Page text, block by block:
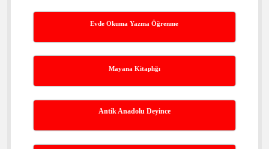
Evde Okuma Yazma Öğrenme
Mayana Kitaplığı
Antik Anadolu Deyince